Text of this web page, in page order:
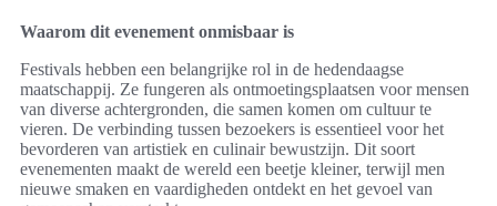
Waarom dit evenement onmisbaar is
Festivals hebben een belangrijke rol in de hedendaagse
maatschappij. Ze fungeren als ontmoetingsplaatsen voor mensen
van diverse achtergronden, die samen komen om cultuur te
vieren. De verbinding tussen bezoekers is essentieel voor het
bevorderen van artistiek en culinair bewustzijn. Dit soort
evenementen maakt de wereld een beetje kleiner, terwijl men
nieuwe smaken en vaardigheden ontdekt en het gevoel van